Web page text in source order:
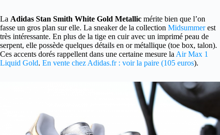
La Adidas Stan Smith White Gold Metallic mérite bien que l’on
fasse un gros plan sur elle. La sneaker de la collection Midsummerest
très intéressante. En plus de la tige en cuir avec un imprimé peau de
serpent, elle possède quelques détails en or métallique (toe box, talon).
Ces accents dorés rappellent dans une certaine mesure la Air Max 1
Liquid Gold. En vente chez Adidas.fr : voir la paire (105 euros).